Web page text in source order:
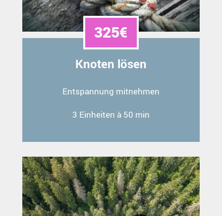
325€
Knoten lösen
Entspannung mitnehmen
3 Einheiten à 50 min